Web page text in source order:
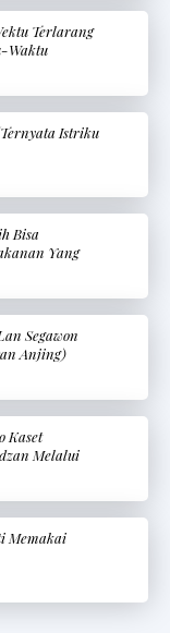
Terlarang
Waktu
Istriku
Bisa
Yang
Segawon
Anjing)
Kaset
Melalui
Memakai